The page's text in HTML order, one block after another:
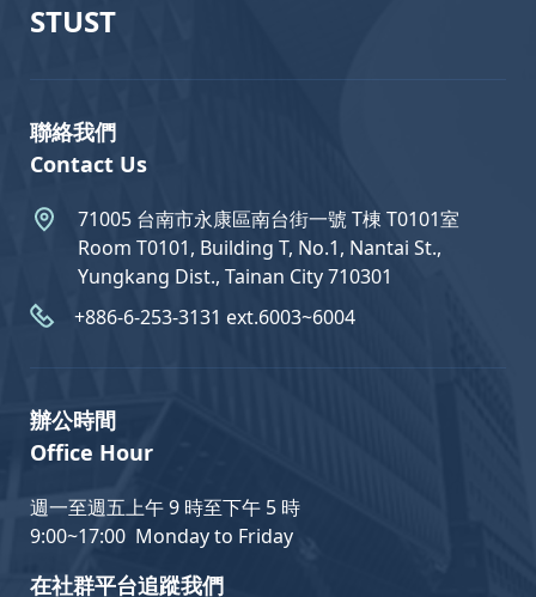
STUST
聯絡我們
Contact Us
71005 台南市永康區南台街一號 T棟 T0101室
Room T0101, Building T, No.1, Nantai St.,
Yungkang Dist., Tainan City 710301
+886-6-253-3131 ext.6003~6004
辦公時間
Office Hour
週一至週五上午 9 時至下午 5 時
9:00~17:00 Monday to Friday
在社群平台追蹤我們